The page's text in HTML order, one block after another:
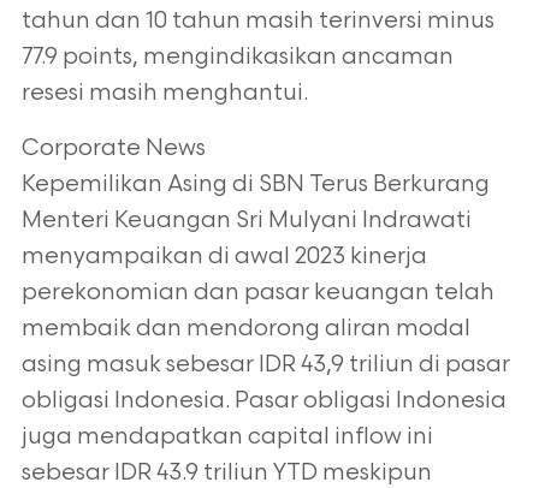
tahun dan 10 tahun masih terinversi minus
77.9 points, mengindikasikan ancaman
resesi masih menghantui.
Corporate News
Kepemilikan Asing di SBN Terus Berkurang
Menteri Keuangan Sri Mulyani Indrawati
menyampaikan di awal 2023 kinerja
perekonomian dan pasar keuangan telah
membaik dan mendorong aliran modal
asing masuk sebesar IDR 43,9 triliun di pasar
obligasi Indonesia. Pasar obligasi Indonesia
juga mendapatkan capital inflow ini
sebesar IDR 43.9 triliun YTD meskipun